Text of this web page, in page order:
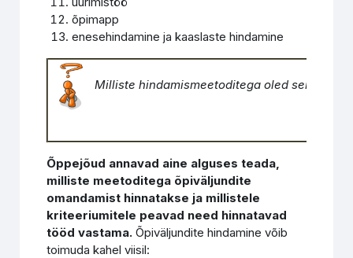
õpimapp
enesehindamine ja kaaslaste hindamine
Milliste hindamismeetoditega oled seni
Õppejõud annavad aine alguses teada,
milliste meetoditega õpiväljundite
omandamist hinnatakse ja millistele
kriteeriumitele peavad need hinnatavad
tööd vastama.Õpiväljundite hindamine võib
toimuda kahel viisil: